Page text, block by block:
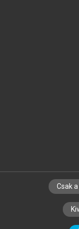
SZERZŐKNEK
Csak